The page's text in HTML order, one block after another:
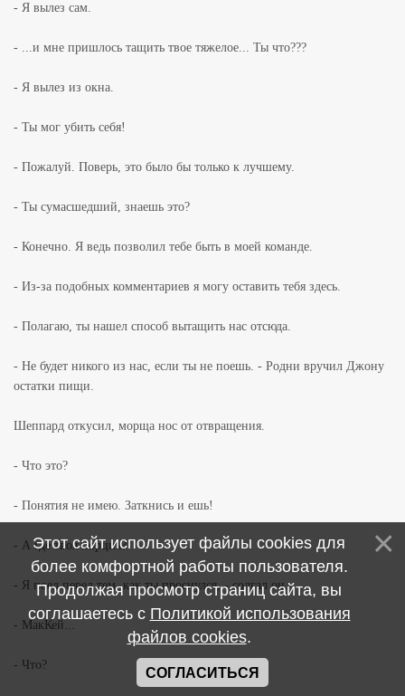
- Я вылез сам.
- ...и мне пришлось тащить твое тяжелое... Ты что???
- Я вылез из окна.
- Ты мог убить себя!
- Пожалуй. Поверь, это было бы только к лучшему.
- Ты сумасшедший, знаешь это?
- Конечно. Я ведь позволил тебе быть в моей команде.
- Из-за подобных комментариев я могу оставить тебя здесь.
- Полагаю, ты нашел способ вытащить нас отсюда.
- Не будет никого из нас, если ты не поешь. - Родни вручил Джону
остатки пищи.
Шеппард откусил, морща нос от отвращения.
- Что это?
- Понятия не имею. Заткнись и ешь!
- А где твоя порция?
- Я поел перед тем, как ты проснулся, - солгал он.
- МакКей...
- Что?
Этот сайт использует файлы cookies для
более комфортной работы пользователя.
Продолжая просмотр страниц сайта, вы
соглашаетесь с Политикой использования
файлов cookies.
СОГЛАСИТЬСЯ